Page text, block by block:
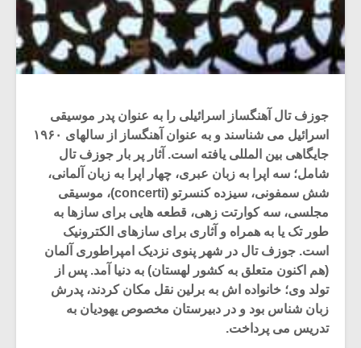
جوزف تال آهنگساز اسرائیلی را به عنوان پدر موسیقی
اسرائیل می شناسند و به عنوان آهنگساز از سالهای ۱۹۶۰
جایگاهی بین المللی یافته است. آثار پر بار جوزف تال
شامل؛ سه اپرا به زبان عبری، چهار اپرا به زبان آلمانی،
شش سمفونی، سیزده کنسرتو (concerti)، موسیقی
مجلسی، سه کوارتت زهی، قطعه هایی برای سازها به
طور تک یا به همراه و آثاری برای سازهای الکترونیک
است. جوزف تال در شهر پنوی نزدیک امپراطوری آلمان
(هم اکنون متعلق به کشور لهستان) به دنیا آمد. پس از
تولد وی؛ خانواده اش به برلین نقل مکان کردند، پدرش
زبان شناس بود و در دبیرستان مخصوص یهودیان به
تدریس می پرداخت.